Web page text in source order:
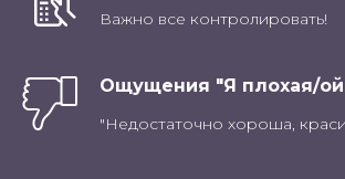
Важно все контролировать!
Ощущения "Я плохая/
"Недостаточно хороша,